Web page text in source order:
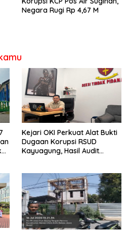
Negara Rugi Rp 4,67 M
Kejari OKI Perkuat Alat Bukti
Dugaan Korupsi RSUD
Kayuagung, Hasil Audit